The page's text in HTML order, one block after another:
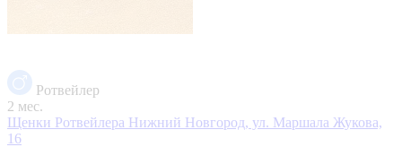
Ротвейлер
2 мес.
Щенки Ротвейлера Нижний Новгород, ул. Маршала Жукова,
16